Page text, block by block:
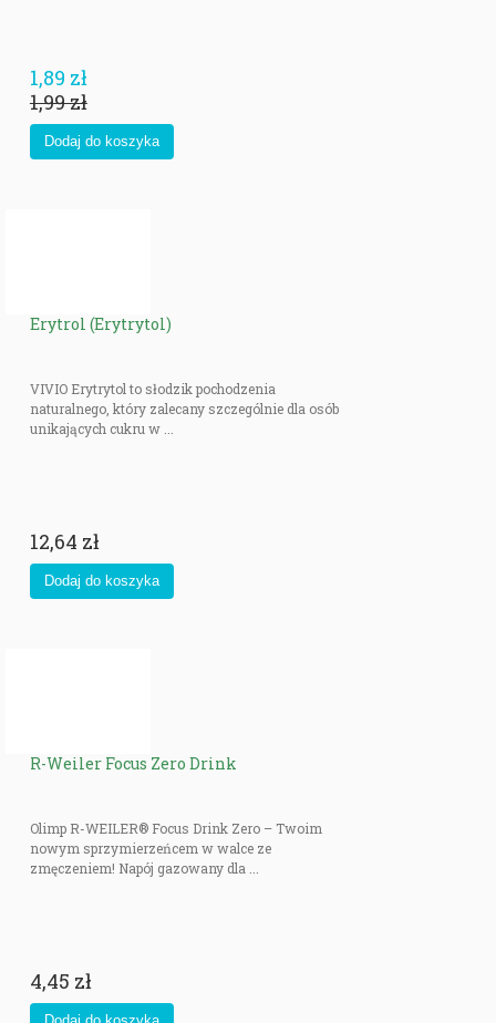
1,89 zł
1,99 zł
Erytrol (Erytrytol)
VIVIO Erytrytol to słodzik pochodzenia
naturalnego, który zalecany szczególnie dla osób
unikających cukru w ...
12,64 zł
R-Weiler Focus Zero Drink
Olimp R-WEILER® Focus Drink Zero – Twoim
nowym sprzymierzeńcem w walce ze
zmęczeniem! Napój gazowany dla ...
4,45 zł